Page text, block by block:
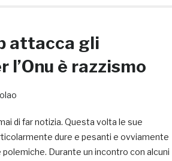
attacca gli
è razzismo
di far notizia. Questa volta le sue
dure e pesanti e ovviamente
Durante un incontro con alcuni